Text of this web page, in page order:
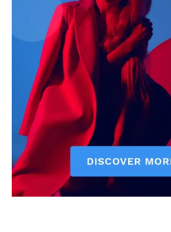
About Us
Privacy Policy
Terms of Use Agreement
Facebook
X WhatsApp
Share